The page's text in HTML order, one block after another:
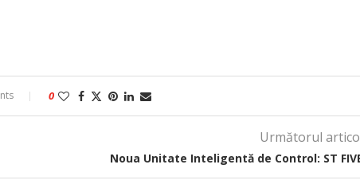
0
Următorul
Noua Unitate Inteligentă de Control: ST